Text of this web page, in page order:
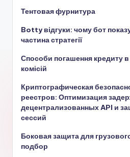
Тентовая фурнитура
Botty відгуки: чому бот
частина стратегії
Способи погашення кредиту
комісій
Криптографическая
реестров: Оптимизация
децентрализованных API и
сессий
Боковая защита для
подбор